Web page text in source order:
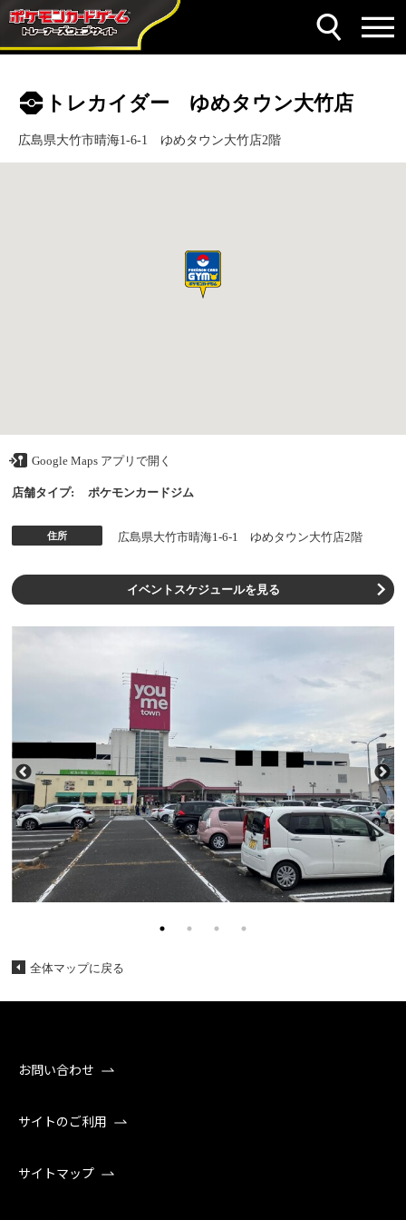
トレカイダー ゆめタウン大竹店
広島県大竹市晴海1-6-1 ゆめタウン大竹店2階
Google Maps アプリで開く
店舗タイプ: ポケモンカードジム
住所 広島県大竹市晴海1-6-1 ゆめタウン大竹店2階
イベントスケジュールを見る
全体マップに戻る
お問い合わせ
サイトのご利用
サイトマップ